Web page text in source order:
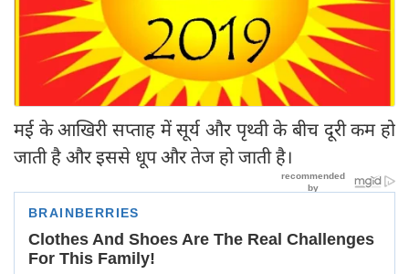
मई के आखिरी सप्ताह में सूर्य और पृथ्वी के बीच दूरी कम हो
जाती है और इससे धूप और तेज हो जाती है।